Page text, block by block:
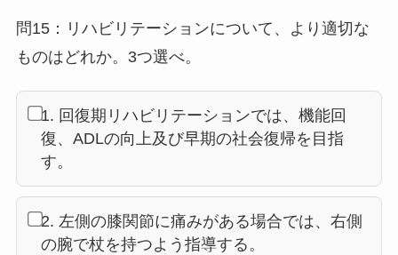
問15：リハビリテーションについて、より適切な
ものはどれか。3つ選べ。
1. 回復期リハビリテーションでは、機能回
復、ADLの向上及び早期の社会復帰を目指
す。
2. 左側の膝関節に痛みがある場合では、右側
の腕で杖を持つよう指導する。